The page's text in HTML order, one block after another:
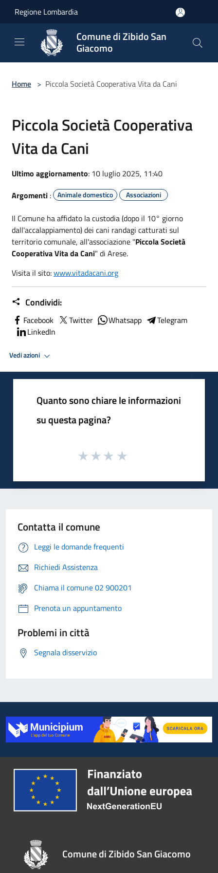
Regione Lombardia
Comune di Zibido San
Giacomo
Home > Piccola Società Cooperativa Vita da Cani
Piccola Società Cooperativa
Vita da Cani
Ultimo aggiornamento: 10 luglio 2025, 11:40
Argomenti : Animale domestico Associazioni
Il Comune ha affidato la custodia (dopo il 10° giorno
dall'accalappiamento) dei cani randagi catturati sul
territorio comunale, all'associazione "Piccola Società
Cooperativa Vita da Cani" di Arese.
Visita il sito:www.vitadacani.org
Condividi:
Facebook Twitter Whatsapp
Telegram
LinkedIn
Vedi azioni
Quanto sono chiare le informazioni
su questa pagina?
Contatta il comune
Leggi le domande frequenti
Richiedi Assistenza
Chiama il comune 02 900201
Prenota un appuntamento
Problemi in città
Segnala disservizio
Comune di Zibido San Giacomo